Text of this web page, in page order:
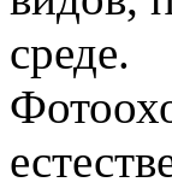
среде.